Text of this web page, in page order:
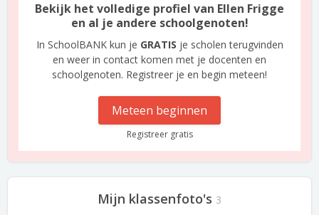
Bekijk het volledige profiel van Ellen Frigge
en al je andere schoolgenoten!
In SchoolBANK kun je GRATIS je scholen terugvinden
en weer in contact komen met je docenten en
schoolgenoten. Registreer je en begin meteen!
Meteen beginnen
Registreer gratis
Mijn klassenfoto's 3